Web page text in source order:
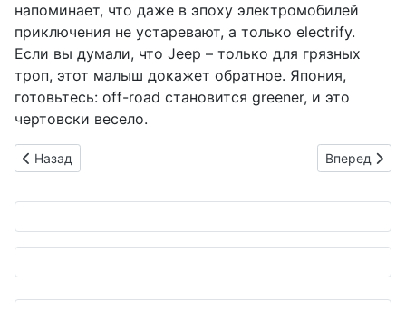
напоминает, что даже в эпоху электромобилей
приключения не устаревают, а только electrify.
Если вы думали, что Jeep – только для грязных
троп, этот малыш докажет обратное. Япония,
готовьтесь: off-road становится greener, и это
чертовски весело.
Предыдущий: Японское "приключение" в мире симуляций:
Назад Следующий:
Вперед